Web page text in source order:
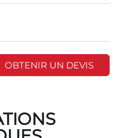
OBTENIR UN DEVIS